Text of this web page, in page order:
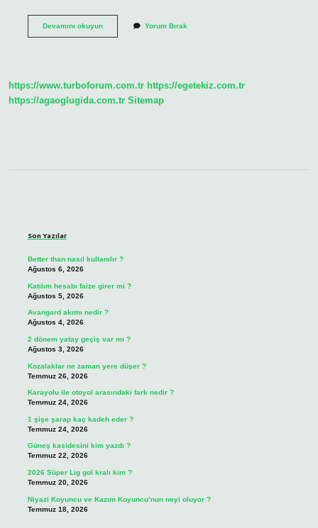
Devamını okuyunBeyyinat
Yorum Bırak
https://www.turboforum.com.tr https://egetekiz.com.tr
https://agaoglugida.com.tr Sitemap
Son Yazılar
Better than nasıl kullanılır ?
Ağustos 6, 2026
Katılım hesabı faize girer mi ?
Ağustos 5, 2026
Avangard akımı nedir ?
Ağustos 4, 2026
2 dönem yatay geçiş var mı ?
Ağustos 3, 2026
Kozalaklar ne zaman yere düşer ?
Temmuz 26, 2026
Karayolu ile otoyol arasındaki fark nedir ?
Temmuz 24, 2026
1 şişe şarap kaç kadeh eder ?
Temmuz 24, 2026
Güneş kasidesini kim yazdı ?
Temmuz 22, 2026
2026 Süper Lig gol kralı kim ?
Temmuz 20, 2026
Niyazi Koyuncu ve Kazım Koyuncu’nun neyi oluyor ?
Temmuz 18, 2026